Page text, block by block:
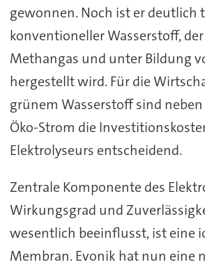
gewonnen. Noch ist er deutlich
konventioneller Wasserstoff,
Methangas und unter Bildung
hergestellt wird. Für die
grünem Wasserstoff sind
Öko-Strom die
Elektrolyseurs entscheidend.
Zentrale Komponente des
Wirkungsgrad und
wesentlich beeinflusst, ist eine
Membran. Evonik hat nun eine